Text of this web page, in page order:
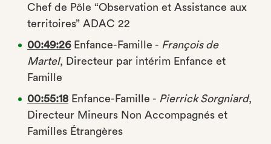
Chef de Pôle “Observation et Assistance aux
territoires” ADAC 22
00:49:26Enfance-Famille - François de
Martel, Directeur par intérim Enfance et
Famille
00:55:18 Enfance-Famille - Pierrick Sorgniard,
Directeur Mineurs Non Accompagnés et
Familles Étrangères